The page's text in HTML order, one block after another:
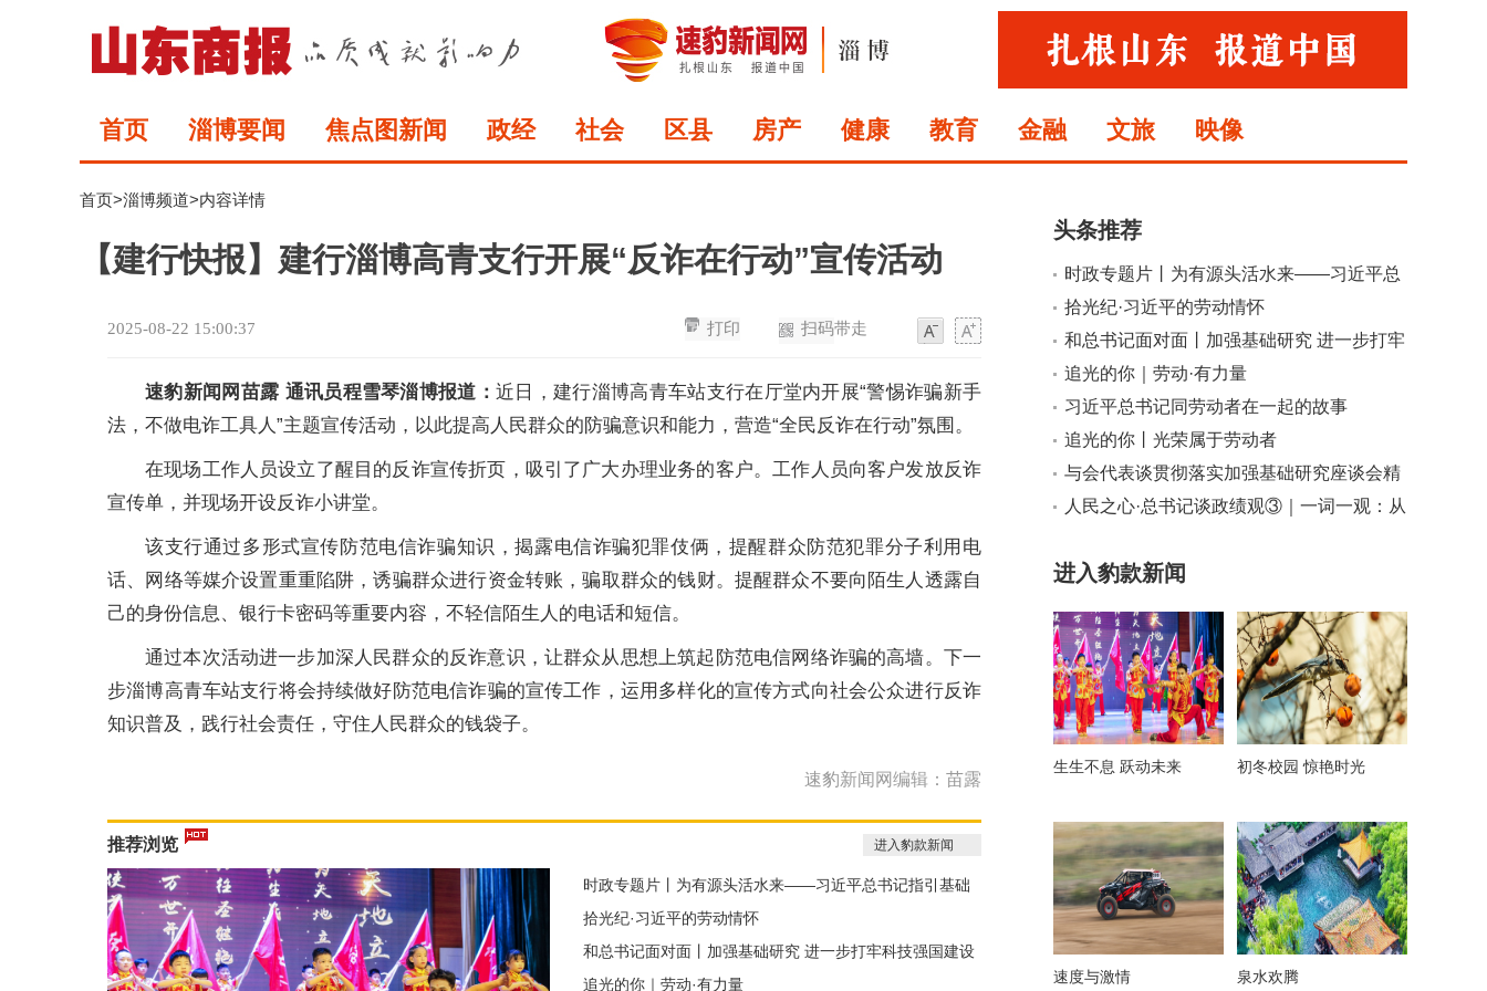
首页 淄博要闻 焦点图新闻 政经 社会 区县 房产 健康 教育 金融 文旅 映像
首页>淄博频道>内容详情
【建行快报】建行淄博高青支行开展“反诈在行动”宣传活动
2025-08-22 15:00:37
大
扫码带走
打印
速豹新闻网苗露 通讯员程雪琴淄博报道：近日，建行淄博高青车站支行在厅堂内开展“警惕诈骗新手
法，不做电诈工具人”主题宣传活动，以此提高人民群众的防骗意识和能力，营造“全民反诈在行动”氛围。
在现场工作人员设立了醒目的反诈宣传折页，吸引了广大办理业务的客户。工作人员向客户发放反诈
宣传单，并现场开设反诈小讲堂。
该支行通过多形式宣传防范电信诈骗知识，揭露电信诈骗犯罪伎俩，提醒群众防范犯罪分子利用电
话、网络等媒介设置重重陷阱，诱骗群众进行资金转账，骗取群众的钱财。提醒群众不要向陌生人透露自
己的身份信息、银行卡密码等重要内容，不轻信陌生人的电话和短信。
通过本次活动进一步加深人民群众的反诈意识，让群众从思想上筑起防范电信网络诈骗的高墙。下一
步淄博高青车站支行将会持续做好防范电信诈骗的宣传工作，运用多样化的宣传方式向社会公众进行反诈
知识普及，践行社会责任，守住人民群众的钱袋子。
速豹新闻网编辑：苗露
推荐浏览 进入豹款新闻
时政专题片丨为有源头活水来——习近平总书记指引基础
研究高质量发展
拾光纪·习近平的劳动情怀
和总书记面对面丨加强基础研究 进一步打牢科技强国建设
根基
追光的你｜劳动·有力量
头条推荐
时政专题片丨为有源头活水来——习近平总
书记指引基础研究高质量发展
拾光纪·习近平的劳动情怀
和总书记面对面丨加强基础研究 进一步打牢
科技强国建设根基
追光的你｜劳动·有力量
习近平总书记同劳动者在一起的故事
追光的你丨光荣属于劳动者
与会代表谈贯彻落实加强基础研究座谈会精
神之一
人民之心·总书记谈政绩观③｜一词一观：从
进入豹款新闻
生生不息 跃动未来 初冬校园 惊艳时光
速度与激情 泉水欢腾